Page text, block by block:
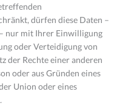
dürfen diese Daten –
nur mit Ihrer Einwilligung
oder Verteidigung von
der Rechte einer anderen
oder aus Gründen eines
Union oder eines